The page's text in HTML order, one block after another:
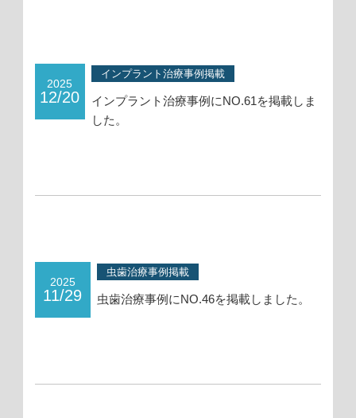
2025
12/20
インプラント治療事例掲載
インプラント治療事例にNO.61を掲載しま
した。
2025
11/29
虫歯治療事例掲載
虫歯治療事例にNO.46を掲載しました。